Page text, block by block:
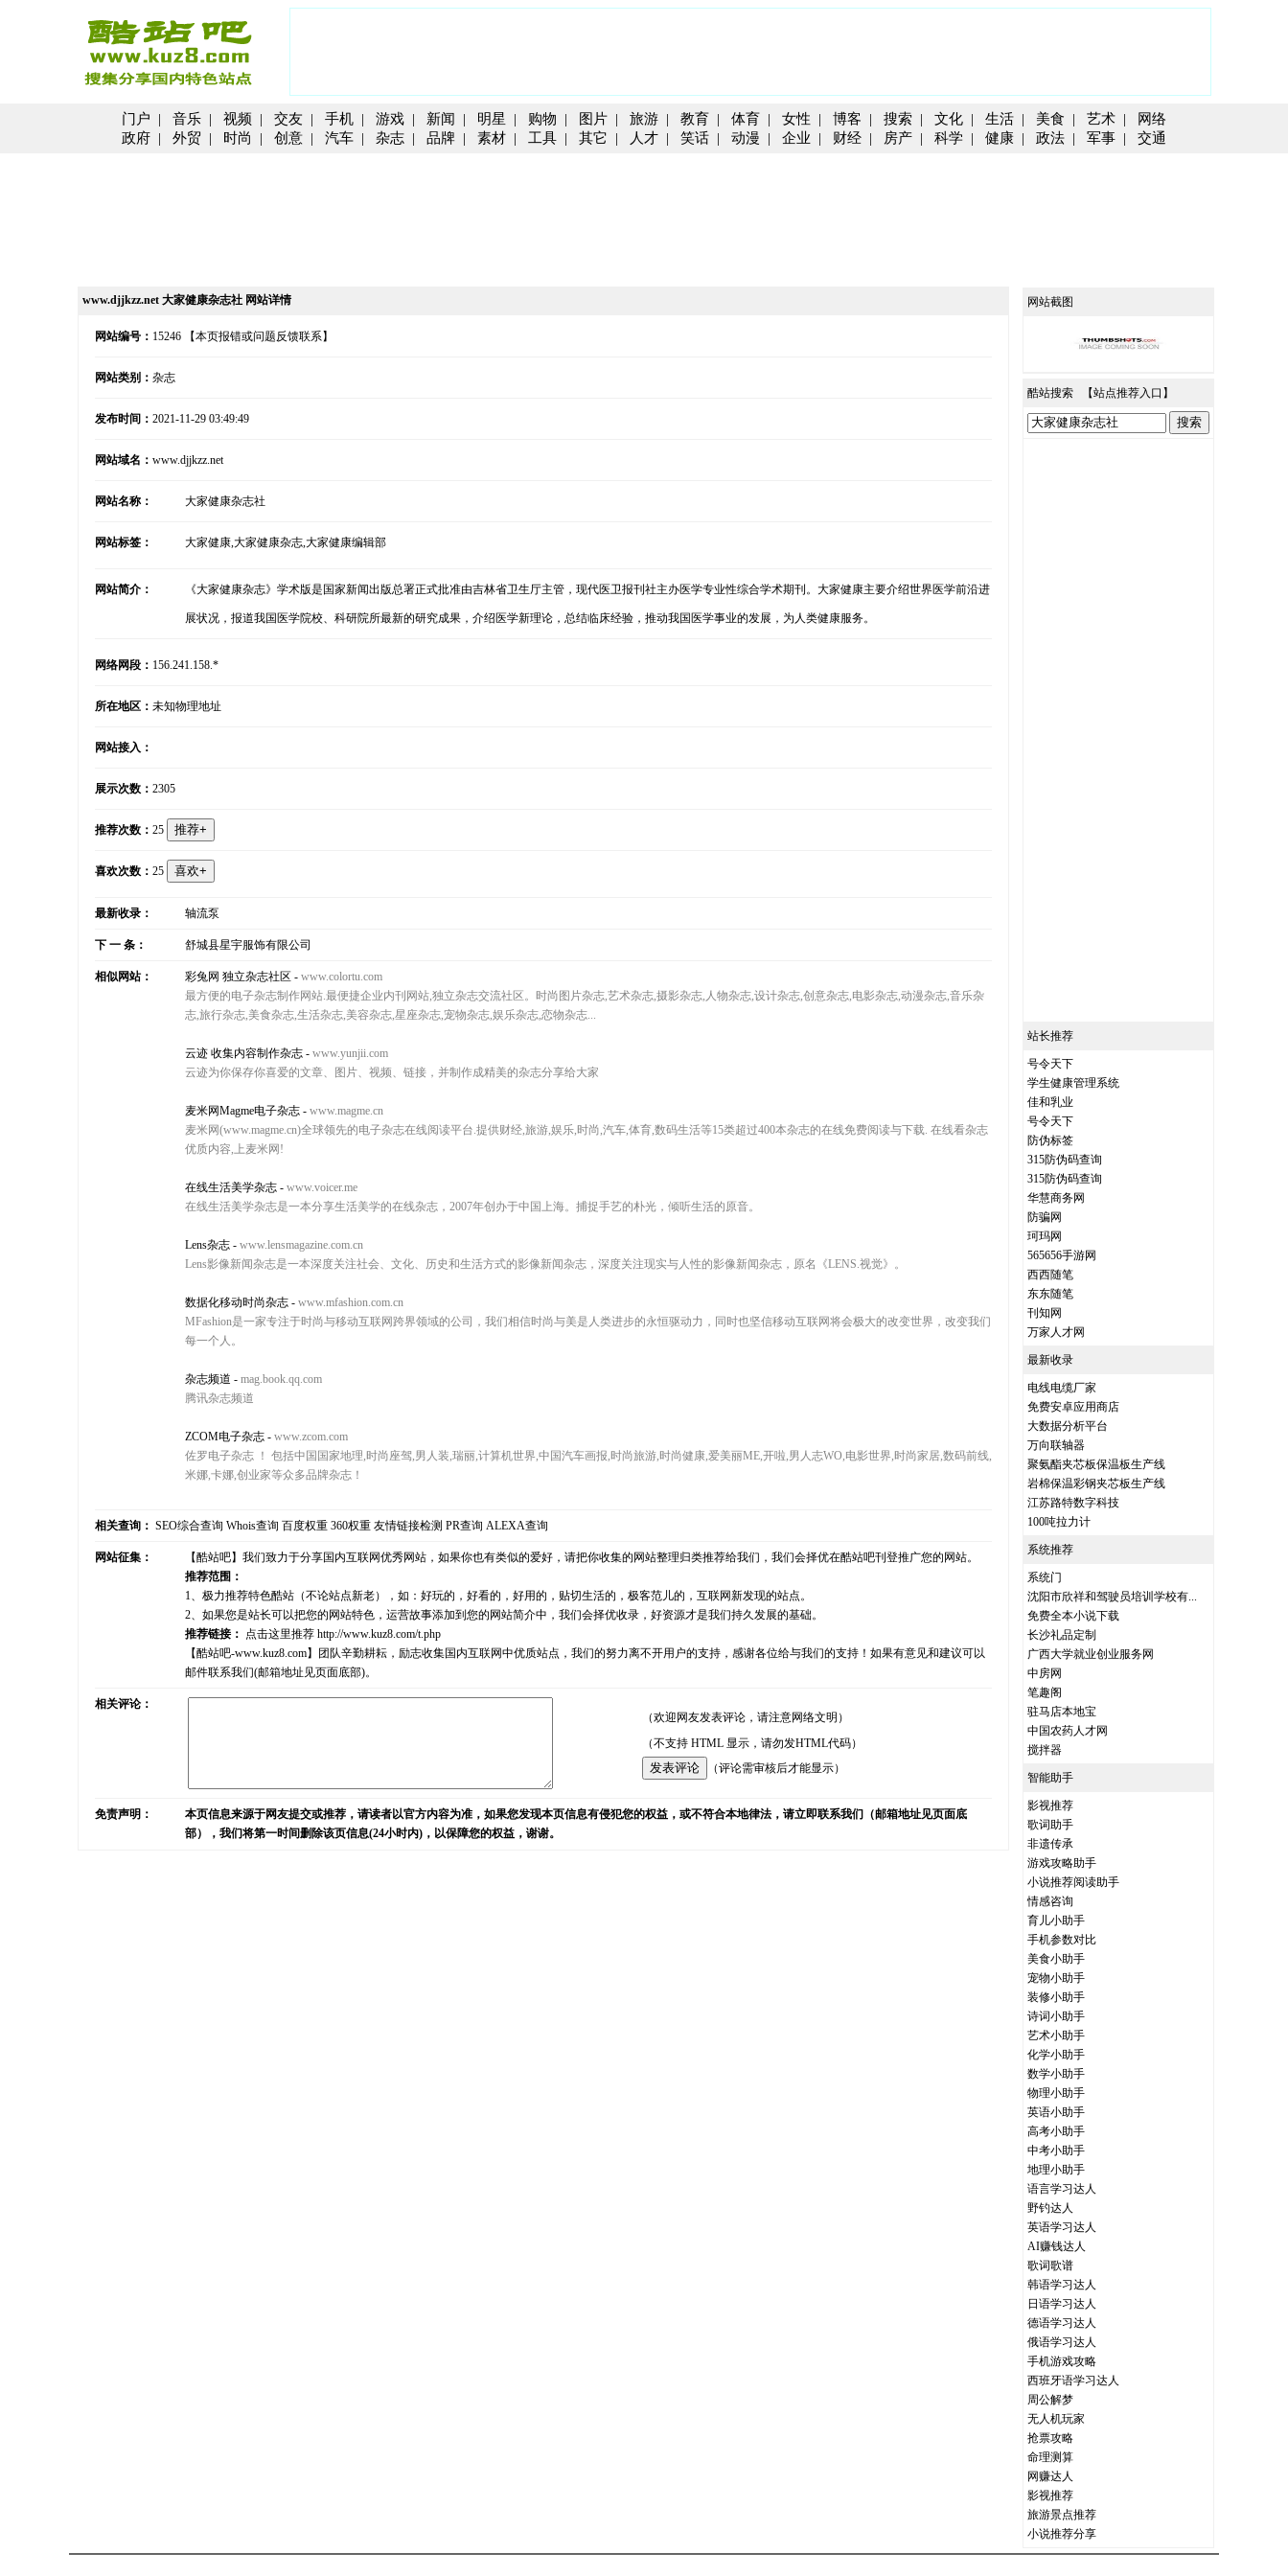
门户 | 音乐 | 视频 | 交友 | 手机 | 游戏 | 新闻 | 明星 | 购物 | 图片 | 旅游 | 教育 | 体育 | 女性 | 博客 | 搜索 | 文化 | 生活 | 美食 | 艺术 |
网络
政府 | 外贸 | 时尚 | 创意 | 汽车 | 杂志 | 品牌 | 素材 | 工具 | 其它 | 人才 | 笑话 | 动漫 | 企业 | 财经 | 房产 | 科学 | 健康 | 政法 | 军事 | 交通
www.djjkzz.net 大家健康杂志社 网站详情
网站编号： 15246 【本页报错或问题反馈联系】
网站类别： 杂志
发布时间： 2021-11-29 03:49:49
网站域名： www.djjkzz.net
网站名称： 大家健康杂志社
网站标签： 大家健康,大家健康杂志,大家健康编辑部
网站简介： 《大家健康杂志》学术版是国家新闻出版总署正式批准由吉林省卫生厅主管，现代医卫报刊社主办医学专业性综合学术期刊。大家健康主要介绍世界医学前沿进
展状况，报道我国医学院校、科研院所最新的研究成果，介绍医学新理论，总结临床经验，推动我国医学事业的发展，为人类健康服务。
网络网段： 156.241.158.*
所在地区： 未知物理地址
网站接入：
展示次数： 2305
推荐次数： 25
喜欢次数： 25
最新收录： 轴流泵
下 一 条： 舒城县星宇服饰有限公司
相似网站： 彩兔网 独立杂志社区 - www.colortu.com
最方便的电子杂志制作网站.最便捷企业内刊网站,独立杂志交流社区。时尚图片杂志,艺术杂志,摄影杂志,人物杂志,设计杂志,创意杂志,电影杂志,动漫杂志,音乐杂
志,旅行杂志,美食杂志,生活杂志,美容杂志,星座杂志,宠物杂志,娱乐杂志,恋物杂志...
云迹 收集内容制作杂志 - www.yunjii.com
云迹为你保存你喜爱的文章、图片、视频、链接，并制作成精美的杂志分享给大家
麦米网Magme电子杂志 - www.magme.cn
麦米网(www.magme.cn)全球领先的电子杂志在线阅读平台.提供财经,旅游,娱乐,时尚,汽车,体育,数码生活等15类超过400本杂志的在线免费阅读与下载. 在线看杂志
优质内容,上麦米网!
在线生活美学杂志 - www.voicer.me
在线生活美学杂志是一本分享生活美学的在线杂志，2007年创办于中国上海。捕捉手艺的朴光，倾听生活的原音。
Lens杂志 - www.lensmagazine.com.cn
Lens影像新闻杂志是一本深度关注社会、文化、历史和生活方式的影像新闻杂志，深度关注现实与人性的影像新闻杂志，原名《LENS.视觉》。
数据化移动时尚杂志 - www.mfashion.com.cn
MFashion是一家专注于时尚与移动互联网跨界领域的公司，我们相信时尚与美是人类进步的永恒驱动力，同时也坚信移动互联网将会极大的改变世界，改变我们
每一个人。
杂志频道 - mag.book.qq.com
腾讯杂志频道
ZCOM电子杂志 - www.zcom.com
佐罗电子杂志 ！ 包括中国国家地理,时尚座驾,男人装,瑞丽,计算机世界,中国汽车画报,时尚旅游,时尚健康,爱美丽ME,开啦,男人志WO,电影世界,时尚家居,数码前线,
米娜,卡娜,创业家等众多品牌杂志！
相关查询： SEO综合查询 Whois查询 百度权重 360权重 友情链接检测 PR查询 ALEXA查询
网站征集：
【酷站吧】我们致力于分享国内互联网优秀网站，如果你也有类似的爱好，请把你收集的网站整理归类推荐给我们，我们会择优在酷站吧刊登推广您的网站。
推荐范围：
1、极力推荐特色酷站（不论站点新老），如：好玩的，好看的，好用的，贴切生活的，极客范儿的，互联网新发现的站点。
2、如果您是站长可以把您的网站特色，运营故事添加到您的网站简介中，我们会择优收录，好资源才是我们持久发展的基础。
推荐链接： 点击这里推荐 http://www.kuz8.com/t.php
【酷站吧-www.kuz8.com】团队辛勤耕耘，励志收集国内互联网中优质站点，我们的努力离不开用户的支持，感谢各位给与我们的支持！如果有意见和建议可以
邮件联系我们(邮箱地址见页面底部)。
相关评论：
（欢迎网友发表评论，请注意网络文明）
（不支持 HTML 显示，请勿发HTML代码）
（评论需审核后才能显示）
免责声明：
本页信息来源于网友提交或推荐，请读者以官方内容为准，如果您发现本页信息有侵犯您的权益，或不符合本地律法，请立即联系我们（邮箱地址见页面底
部），我们将第一时间删除该页信息(24小时内)，以保障您的权益，谢谢。
网站截图
酷站搜索 【站点推荐入口 】
站长推荐
号令天下
学生健康管理系统
佳和乳业
号令天下
防伪标签
315防伪码查询
315防伪码查询
华慧商务网
防骗网
珂玛网
565656手游网
西西随笔
东东随笔
刊知网
万家人才网
最新收录
电线电缆厂家
免费安卓应用商店
大数据分析平台
万向联轴器
聚氨酯夹芯板保温板生产线
岩棉保温彩钢夹芯板生产线
江苏路特数字科技
100吨拉力计
系统推荐
系统门
沈阳市欣祥和驾驶员培训学校有...
免费全本小说下载
长沙礼品定制
广西大学就业创业服务网
中房网
笔趣阁
驻马店本地宝
中国农药人才网
搅拌器
智能助手
影视推荐
歌词助手
非遗传承
游戏攻略助手
小说推荐阅读助手
情感咨询
育儿小助手
手机参数对比
美食小助手
宠物小助手
装修小助手
诗词小助手
艺术小助手
化学小助手
数学小助手
物理小助手
英语小助手
高考小助手
中考小助手
地理小助手
语言学习达人
野钓达人
英语学习达人
AI赚钱达人
歌词歌谱
韩语学习达人
日语学习达人
德语学习达人
俄语学习达人
手机游戏攻略
西班牙语学习达人
周公解梦
无人机玩家
抢票攻略
命理测算
网赚达人
影视推荐
旅游景点推荐
小说推荐分享